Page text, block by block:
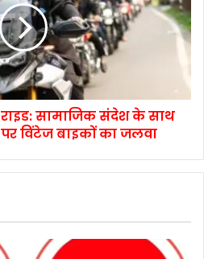
सामाजिक संदेश के साथ
विंटेज बाइकों का जलवा